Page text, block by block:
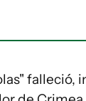
falleció,